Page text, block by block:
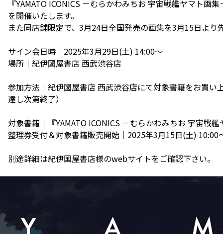
『YAMATO ICONICS －むらかわみちお 宇宙戦艦ヤマト
を開催いたします。
また同店舗限定で、3月24日全国発売の画集を3月15日より
サイン会日時｜2025年3月29日(土) 14:00～
場所｜紀伊國屋書店 西武渋谷店
参加方法｜紀伊國屋書店 西武渋谷店にて対象書籍をお買
達し次第終了）
対象書籍｜『YAMATO ICONICS －むらかわみちお 宇宙戦
整理券受付＆対象書籍販売開始｜2025年3月15日(土) 10:00
別途詳細は紀伊国屋書店様のwebサイトをご確認下さい。